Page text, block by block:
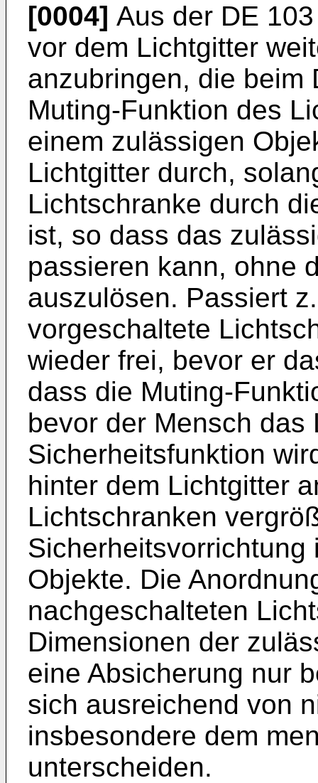
[0004] Aus der DE
vor dem Lichtgitter
anzubringen, die beim
Muting-Funktion des
einem zulässigen
Lichtgitter durch,
Lichtschranke durch
ist, so dass das
passieren kann, ohne
auszulösen. Passiert
vorgeschaltete
wieder frei, bevor er
dass die Muting-
bevor der Mensch
Sicherheitsfunktion
hinter dem Lichtgitter
Lichtschranken
Objekte. Die
nachgeschalteten
Dimensionen der
eine Absicherung nur
sich ausreichend von
insbesondere dem
unterscheiden.